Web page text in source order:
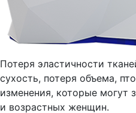
Потеря эластичности
сухость, потеря объема,
изменения, которые могут
и возрастных женщин.